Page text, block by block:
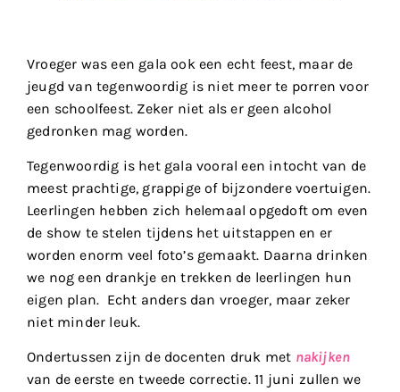
Vroeger was een gala ook een echt feest, maar de
jeugd van tegenwoordig is niet meer te porren voor
een schoolfeest. Zeker niet als er geen alcohol
gedronken mag worden.
Tegenwoordig is het gala vooral een intocht van de
meest prachtige, grappige of bijzondere voertuigen.
Leerlingen hebben zich helemaal opgedoft om even
de show te stelen tijdens het uitstappen en er
worden enorm veel foto’s gemaakt. Daarna drinken
we nog een drankje en trekken de leerlingen hun
eigen plan. Echt anders dan vroeger, maar zeker
niet minder leuk.
Ondertussen zijn de docenten druk met nakijken
van de eerste en tweede correctie. 11 juni zullen we